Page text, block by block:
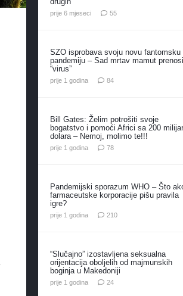
prije 6 mjeseci 55komentara
SZO isprobava svoju novu fantomsku
pandemiju – Sad mrtav mamut prenosi
“virus”
prije 1 godina 84komentara
Bill Gates: Želim potrošiti svoje
bogatstvo i pomoći Africi sa 200
dolara – Nemoj, molimo te!!!
prije 1 godina 78komentara
Pandemijski sporazum WHO – Što
farmaceutske korporacije pišu pravila
igre?
prije 1 godina 210komentara
“Slučajno” izostavljena seksualna
orijentacija oboljelih od majmunskih
boginja u Makedoniji
prije 1 godina 24komentara